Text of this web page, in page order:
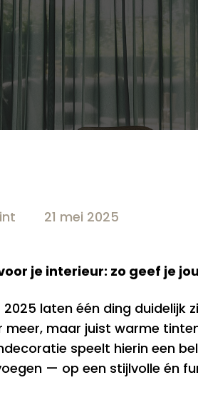
21 mei 2025
je interieur: zo geef je
laten één ding duidelijk
meer, maar juist warme
speelt hierin een
— op een stijlvolle én